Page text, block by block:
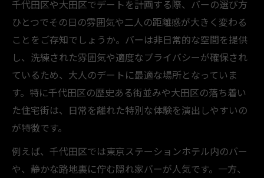
千代田区や大田区でデートを計画する際、バーの選び方
ひとつでその日の雰囲気や二人の距離感が大きく変わる
ことをご存知でしょうか。バーは非日常的な空間を提供
し、洗練された雰囲気や適度なプライバシーが確保され
ているため、大人のデートに最適な場所となっていま
す。特に千代田区の歴史ある街並みや大田区の落ち着い
た住宅街は、日常を離れた特別な体験を演出しやすいの
が特徴です。
例えば、千代田区では東京ステーションホテル内のバー
や、静かな路地裏に佇む隠れ家バーが人気です。一方、